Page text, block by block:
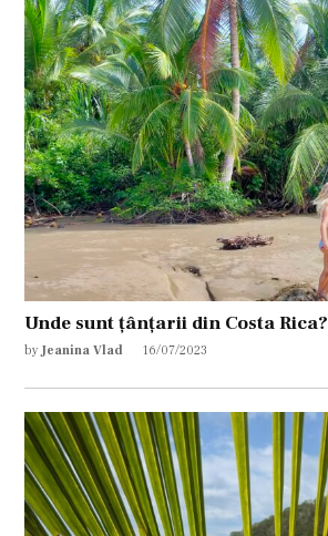
Unde sunt țânțarii din Costa Rica?
by Jeanina Vlad 16/07/2023